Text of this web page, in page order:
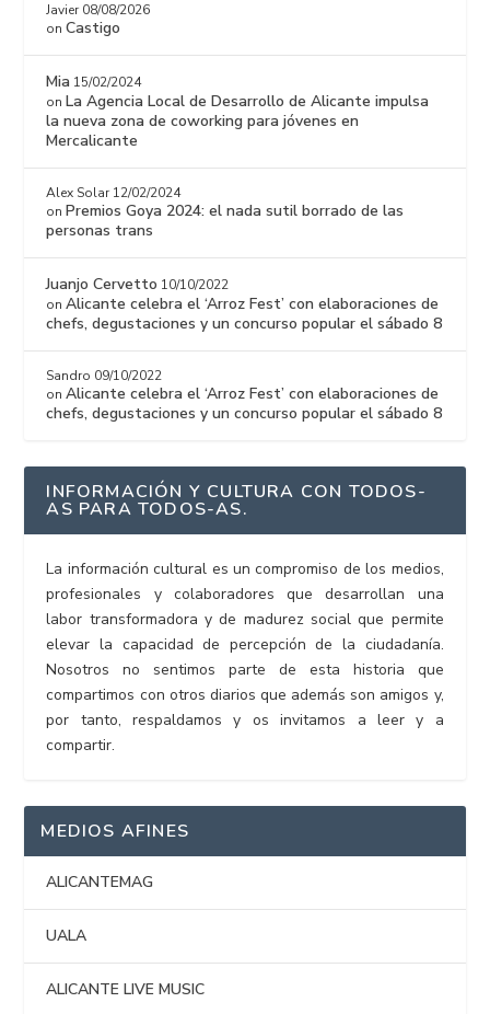
Javier 08/08/2026
onCastigo
Mia 15/02/2024
onLa Agencia Local de Desarrollo de Alicante impulsa
la nueva zona de coworking para jóvenes en
Mercalicante
Alex Solar 12/02/2024
onPremios Goya 2024: el nada sutil borrado de las
personas trans
Juanjo Cervetto 10/10/2022
onAlicante celebra el ‘Arroz Fest’ con elaboraciones de
chefs, degustaciones y un concurso popular el sábado 8
Sandro 09/10/2022
onAlicante celebra el ‘Arroz Fest’ con elaboraciones de
chefs, degustaciones y un concurso popular el sábado 8
INFORMACIÓN Y CULTURA CON TODOS-
AS PARA TODOS-AS.
La información cultural es un compromiso de los medios,
profesionales y colaboradores que desarrollan una
labor transformadora y de madurez social que permite
elevar la capacidad de percepción de la ciudadanía.
Nosotros no sentimos parte de esta historia que
compartimos con otros diarios que además son amigos y,
por tanto, respaldamos y os invitamos a leer y a
compartir.
MEDIOS AFINES
ALICANTEMAG
UALA
ALICANTE LIVE MUSIC